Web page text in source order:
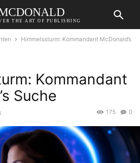
THE ART OF PUBLISHING
Himmelssturm: Kommandant McDonald’s
Kommandant
Suche
0
175